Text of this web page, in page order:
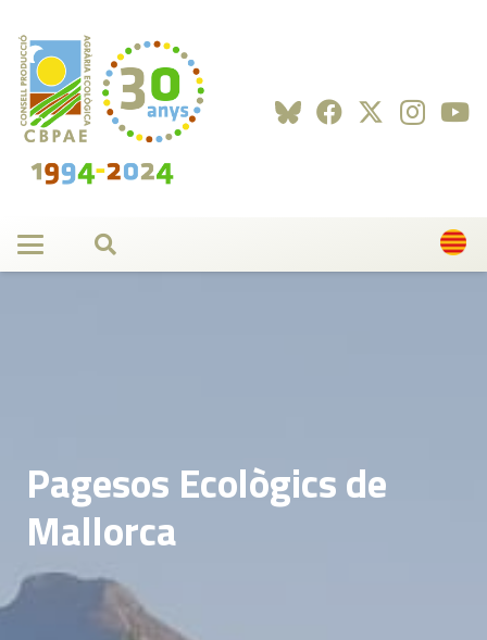
Pagesos Ecològics de
Mallorca